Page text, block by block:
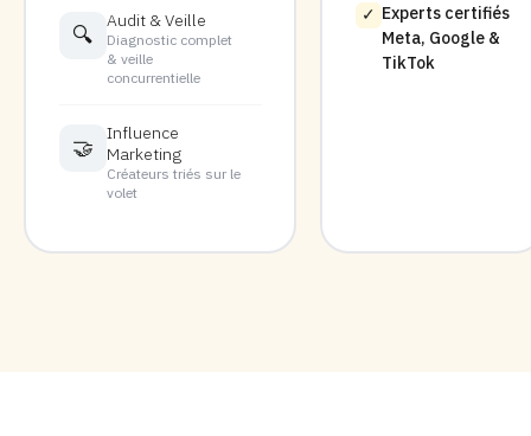
🔍
Audit & Veille
Diagnostic complet
& veille
concurrentielle
🤝
Influence
Marketing
Créateurs triés sur le
volet
✓ Experts certifiés
Meta, Google &
TikTok